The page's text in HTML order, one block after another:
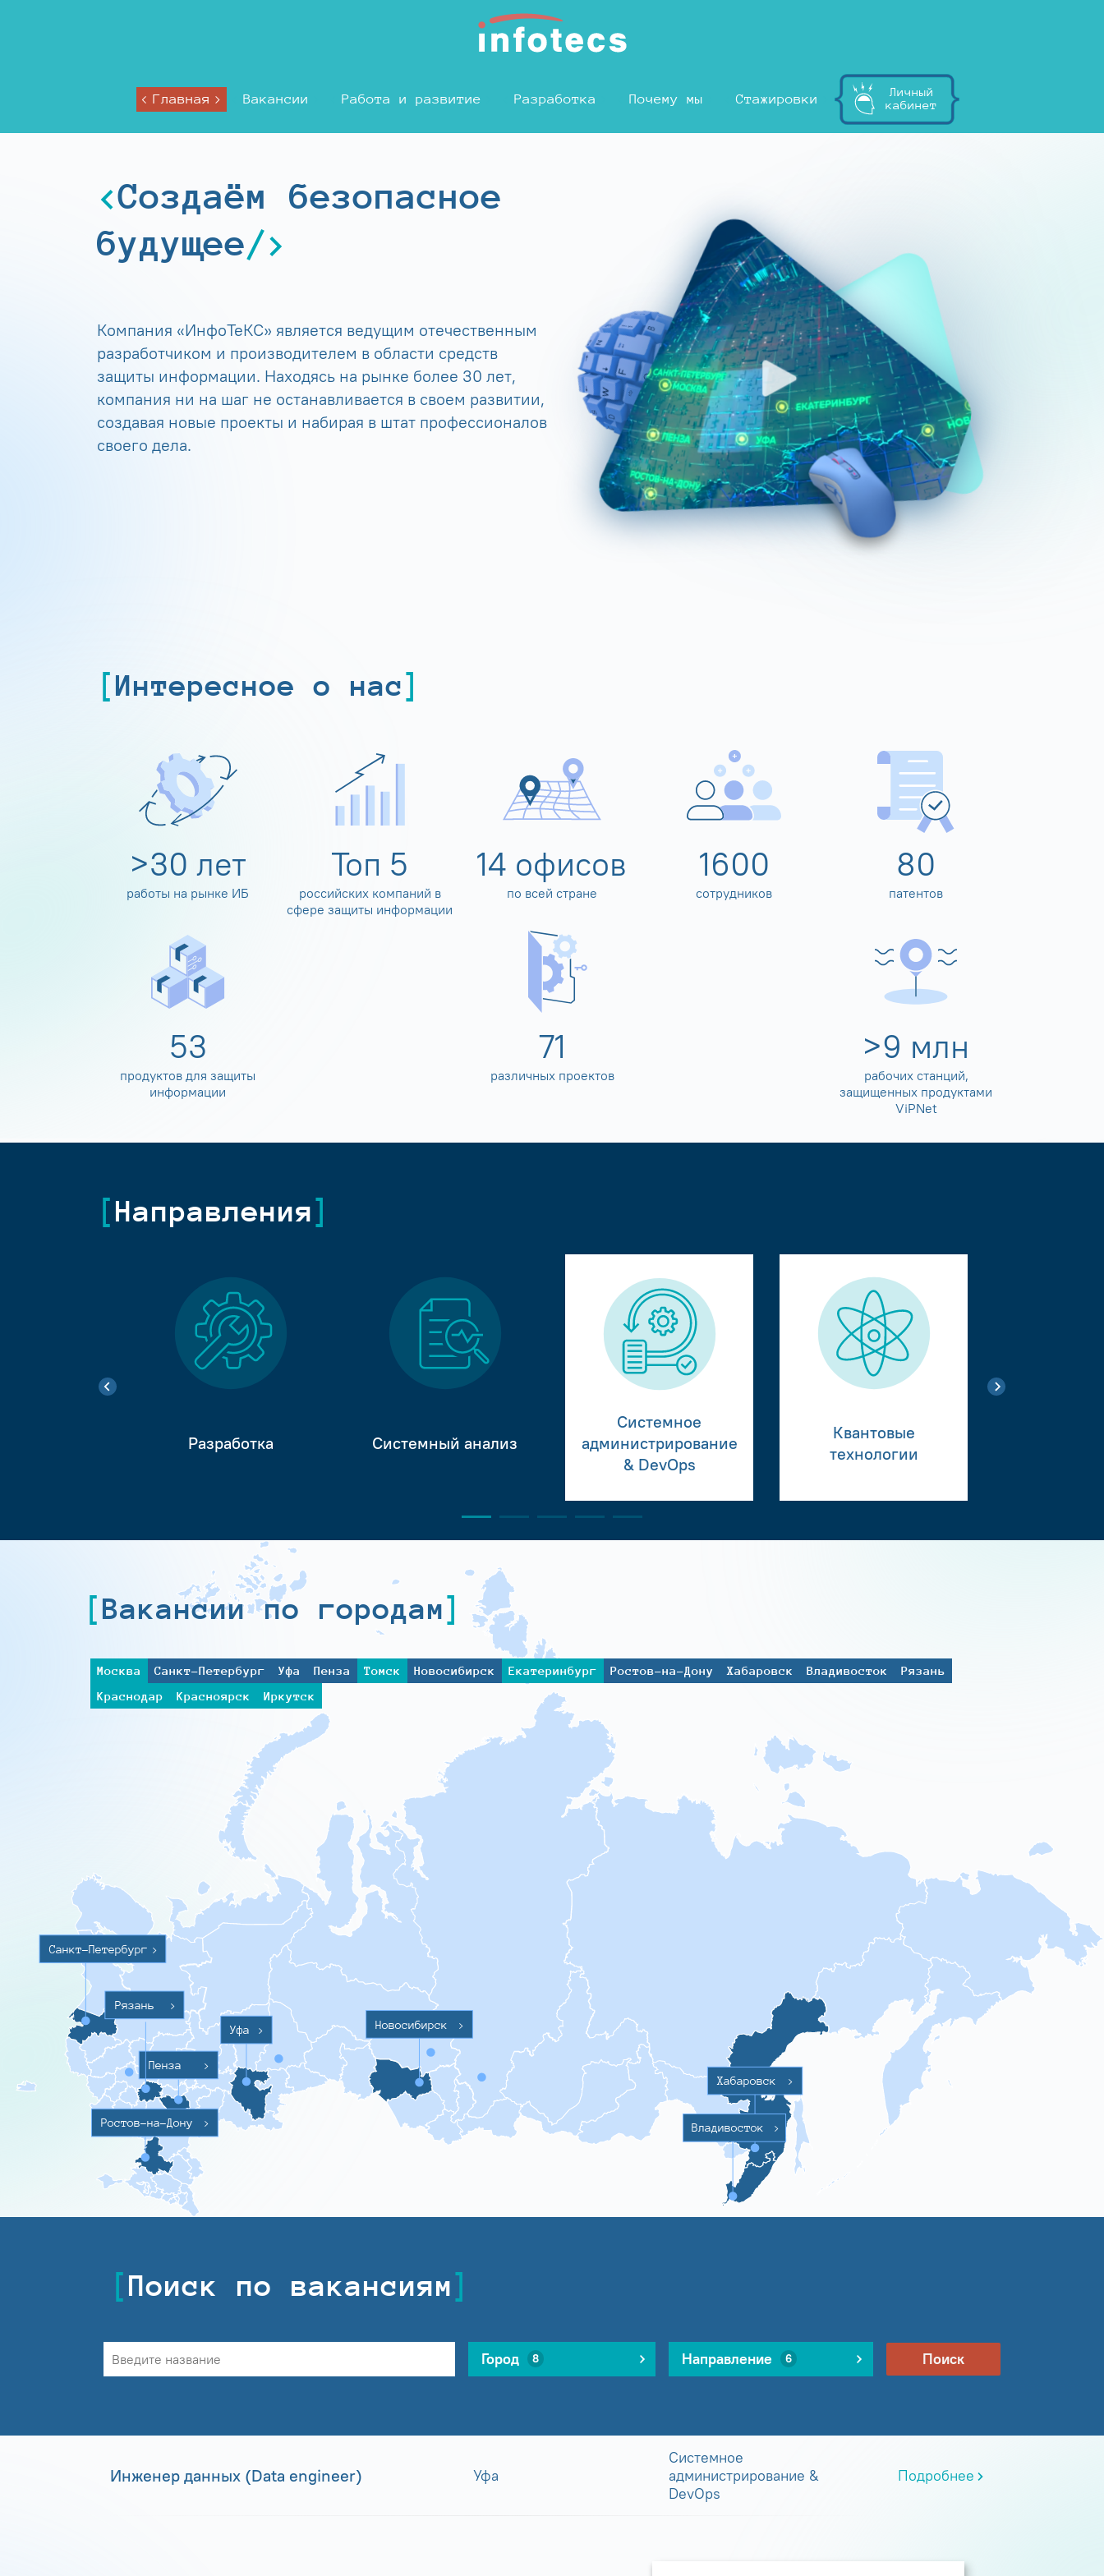
Главная Вакансии Работа и развитие Разработка Почему мы Стажировки
Личный
кабинет
Создаём безопасное
будущее
Компания «ИнфоТеКС» является ведущим отечественным
разработчиком и производителем в области средств
защиты информации. Находясь на рынке более 30 лет,
компания ни на шаг не останавливается в своем развитии,
создавая новые проекты и набирая в штат профессионалов
своего дела.
Интересное о нас
>30 лет
работы на рынке ИБ
Топ 5
российских компаний в
сфере защиты информации
14 офисов
по всей стране
1600
сотрудников
80
патентов
60
продуктов для защиты
информации
80
различных проектов
>10 млн
рабочих станций,
защищенных продуктами
ViPNet
Направления
Разработка Системный анализ
Системное
администрирование
& DevOps
Квантовые
технологии
Вакансии по городам
Москва Санкт-Петербург Уфа Пенза Томск Новосибирск Екатеринбург Ростов-на-Дону Хабаровск Владивосток
Рязань
Краснодар
Красноярск Иркутск
Санкт-Петербург >
Ростов-на-Дону >
Пенза >
Уфа > Новосибирск >
Хабаровск >
Владивосток >
Рязань >
Поиск по вакансиям
Город 8 Направление 6 Поиск
Инженер данных (Data engineer) Уфа
Системное
администрирование &
DevOps
Подробнее